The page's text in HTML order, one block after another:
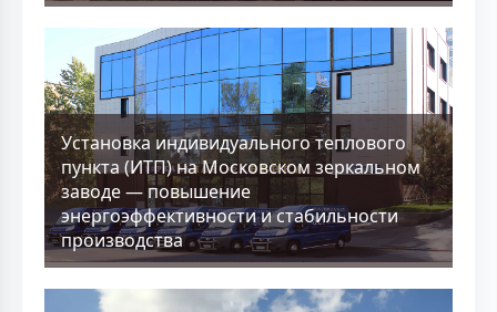
Установка индивидуального теплового
пункта (ИТП) на Московском зеркальном
заводе — повышение
энергоэффективности и стабильности
производства